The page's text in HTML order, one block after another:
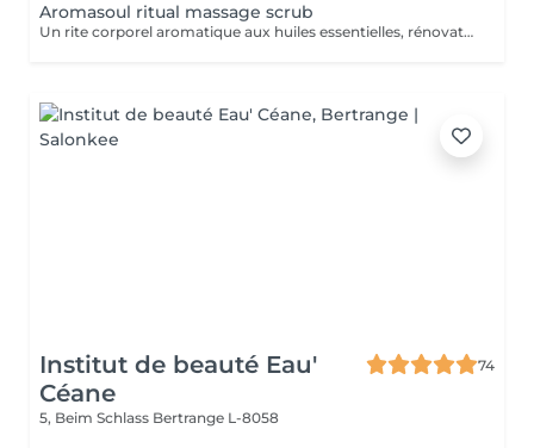
Aromasoul ritual massage scrub
Un rite corporel aromatique aux huiles essentielles, rénovateur et unique. Le corps est complètement gommé.
Institut de beauté Eau'
Céane
74
5, Beim Schlass Bertrange L-8058